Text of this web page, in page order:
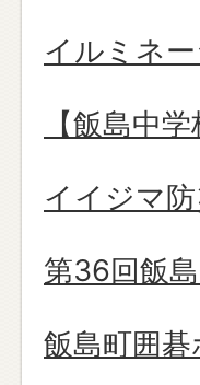
イルミネ
【飯島中
イイジマ
第36回飯
飯島町囲